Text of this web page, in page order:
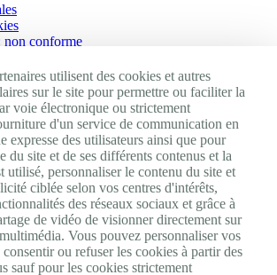
non conforme
RRH
utilisent des cookies et autres
sur le site pour permettre ou faciliter la
voie électronique ou strictement
d'un service de communication en
expresse des utilisateurs ainsi que pour
du site et de ses différents contenus et la
utilisé, personnaliser le contenu du site et
ciblée selon vos centres d'intérêts,
des réseaux sociaux et grâce à
de vidéo de visionner directement sur
Vous pouvez personnaliser vos
ou refuser les cookies à partir des
sauf pour les cookies strictement